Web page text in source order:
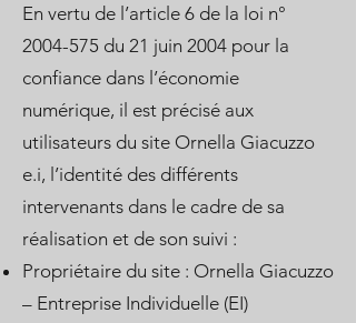
En vertu de l’article 6 de la loi n°
2004-575 du 21 juin 2004 pour la
confiance dans l’économie
numérique, il est précisé aux
utilisateurs du site Ornella Giacuzzo
e.i, l’identité des différents
intervenants dans le cadre de sa
réalisation et de son suivi :
Propriétaire du site : Ornella Giacuzzo
– Entreprise Individuelle (EI)